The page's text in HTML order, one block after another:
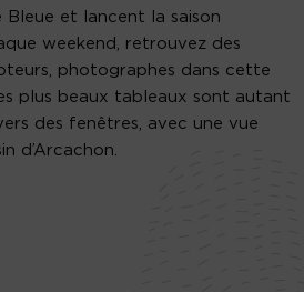
Bleue et lancent la saison
weekend, retrouvez des
photographes dans cette
plus beaux tableaux sont autant
des fenêtres, avec une vue
d’Arcachon.